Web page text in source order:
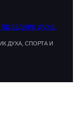
духа,
ДУХА, СПОРТА И